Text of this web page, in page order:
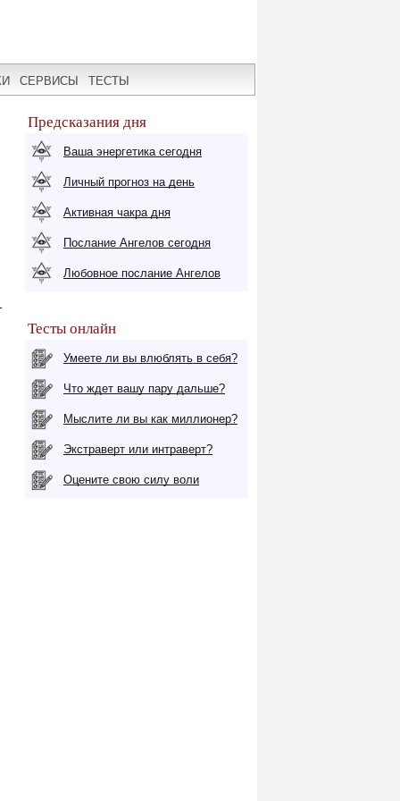
СЕРВИСЫ ТЕСТЫ
Предсказания дня
Ваша энергетика сегодня
Личный прогноз на день
Активная чакра дня
Послание Ангелов сегодня
Любовное послание Ангелов
Тесты онлайн
Умеете ли вы влюблять в себя?
Что ждет вашу пару дальше?
Мыслите ли вы как миллионер?
Экстраверт или интраверт?
Оцените свою силу воли